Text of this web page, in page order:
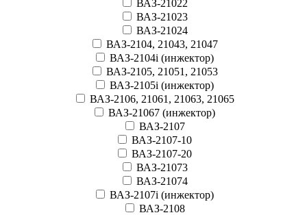
ВАЗ-21022
ВАЗ-21023
ВАЗ-21024
ВАЗ-2104, 21043, 21047
ВАЗ-2104i (инжектор)
ВАЗ-2105, 21051, 21053
ВАЗ-2105i (инжектор)
ВАЗ-2106, 21061, 21063, 21065
ВАЗ-21067 (инжектор)
ВАЗ-2107
ВАЗ-2107-10
ВАЗ-2107-20
ВАЗ-21073
ВАЗ-21074
ВАЗ-2107i (инжектор)
ВАЗ-2108